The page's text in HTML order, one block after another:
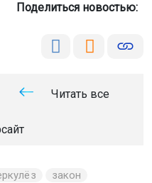
Поделиться новостью:
Читать все
закон